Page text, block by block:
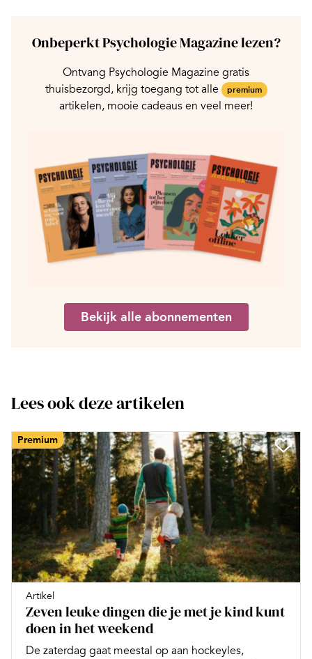
Onbeperkt Psychologie Magazine lezen?
Ontvang Psychologie Magazine gratis
thuisbezorgd, krijg toegang tot alle
premium
artikelen, mooie cadeaus en veel meer!
Bekijk alle abonnementen
Lees ook deze artikelen
Premium
Artikel
Zeven leuke dingen die je met je kind kunt
doen in het weekend
De zaterdag gaat meestal op aan hockeyles,